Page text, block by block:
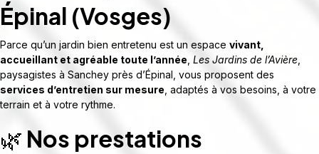
Épinal (Vosges)
Parce qu’un jardin bien entretenu est un espace vivant,
accueillant et agréable toute l’année Les Jardins de l’Avière
paysagistes à Sanchey près d’Épinal, vous proposent des
services d’entretien sur mesure , adaptés à vos besoins, à votre
terrain et à votre rythme.
🌿 Nos prestations